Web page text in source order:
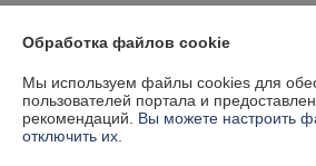
Регистрационный орган: Администрация
Минска
Обработка файлов cookie
Мы используем файлы cookies для
пользователей портала и
рекомендаций. Вы можете настроить
отключить их.